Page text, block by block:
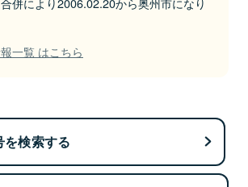
一覧 はこちら
検索する